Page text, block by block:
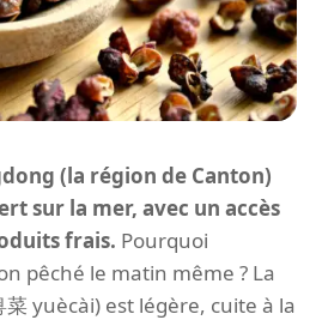
(la région de Canton)
sur la mer, avec un accès
frais. Pourquoi
pêché le matin même ? La
yuècài) est légère, cuite à la